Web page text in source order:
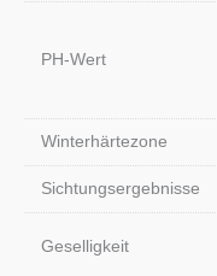
PH-Wert
Winterhärtezone
Sichtungsergebnisse
Geselligkeit